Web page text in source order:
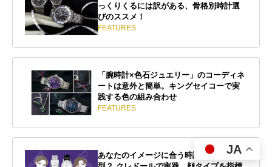
っくりくるには訳がある、骨格別時計選
びのススメ！
FEATURES
「腕時計×色石ジュエリー」のコーディネ
ートは意外と簡単。キングセイコーで実
践する色の組み合わせ
FEATURES
あなたのイメージに合う時計は丸型？角
JA